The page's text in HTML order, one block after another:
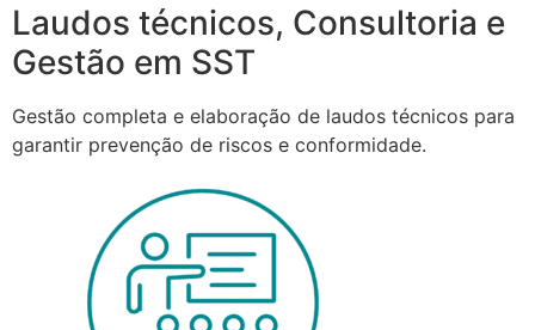
Laudos técnicos, Consultoria e
Gestão em SST
Gestão completa e elaboração de laudos técnicos para
garantir prevenção de riscos e conformidade.